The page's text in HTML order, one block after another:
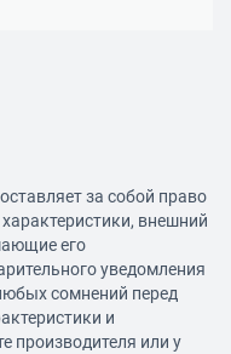
за собой право
внешний
его
уведомления
сомнений перед
и
производителя или у